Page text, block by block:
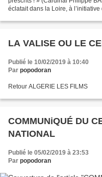
éclatait dans la Loire, à
LA VALISE OU LE
Publié le 10/02/2019 à 10:40
Par popodoran
Retour ALGERIE LES FILMS
COMMUNiQUÉ DU
NATIONAL
Publié le 05/02/2019 à 23:53
Par popodoran